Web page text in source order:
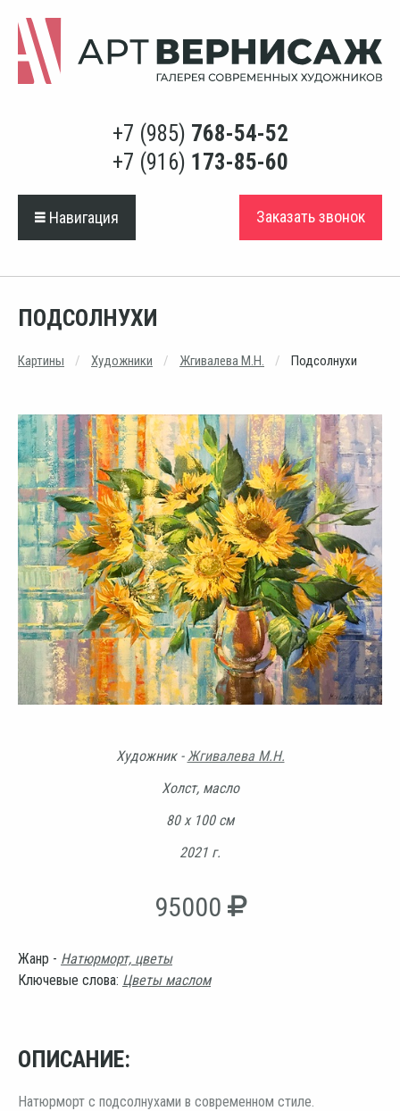
+7 (985) 768-54-52
+7 (916) 173-85-60
Навигация Заказать звонок
ПОДСОЛНУХИ
Картины Художники Жгивалева М.Н. Подсолнухи
Художник -Жгивалева М.Н.
Холст, масло
80 х 100 см
2021 г.
95000
Жанр - Натюрморт, цветы
Ключевые слова: Цветы маслом
ОПИСАНИЕ:
Натюрморт с подсолнухами в современном стиле.